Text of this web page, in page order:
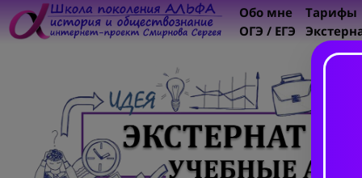
Обо мне
ОГЭ / ЕГЭ
Тарифы